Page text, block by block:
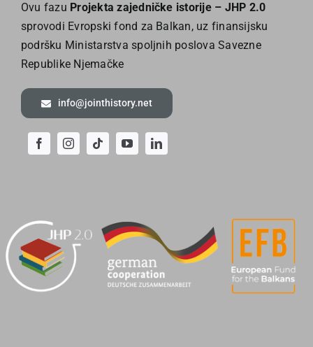
Ovu fazu Projekta zajedničke istorije – JHP 2.0
sprovodi Evropski fond za Balkan, uz finansijsku
podršku Ministarstva spoljnih poslova Savezne
Republike Njemačke
info@jointhistory.net